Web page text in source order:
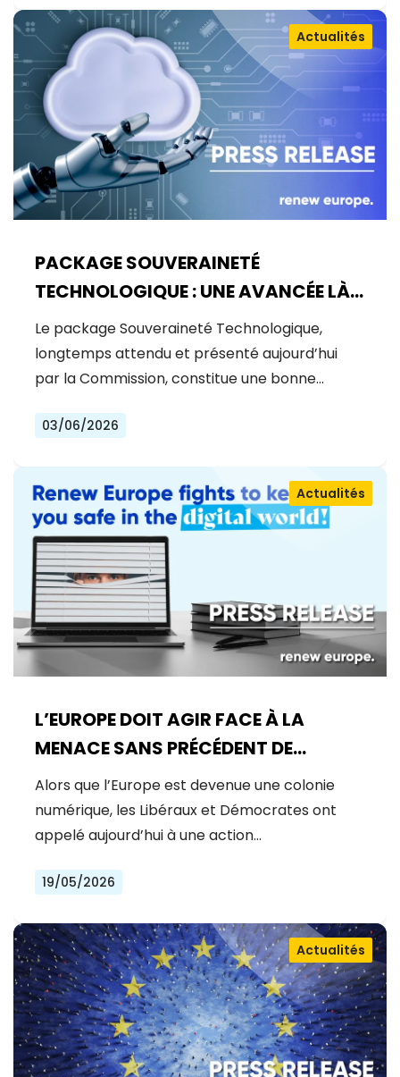
PACKAGE SOUVERAINETÉ
TECHNOLOGIQUE : UNE AVANCÉE LÀ
OÙ UN BOND ÉTAIT NÉCESSAIRE
Actualités
Le package Souveraineté Technologique,
longtemps attendu et présenté aujourd’hui
par la Commission, constitue une bonne…
03/06/2026
L’EUROPE DOIT AGIR FACE À LA
MENACE SANS PRÉCÉDENT DE
MYTHOS
Actualités
Alors que l’Europe est devenue une colonie
numérique, les Libéraux et Démocrates ont
appelé aujourd’hui à une action…
19/05/2026
Actualités